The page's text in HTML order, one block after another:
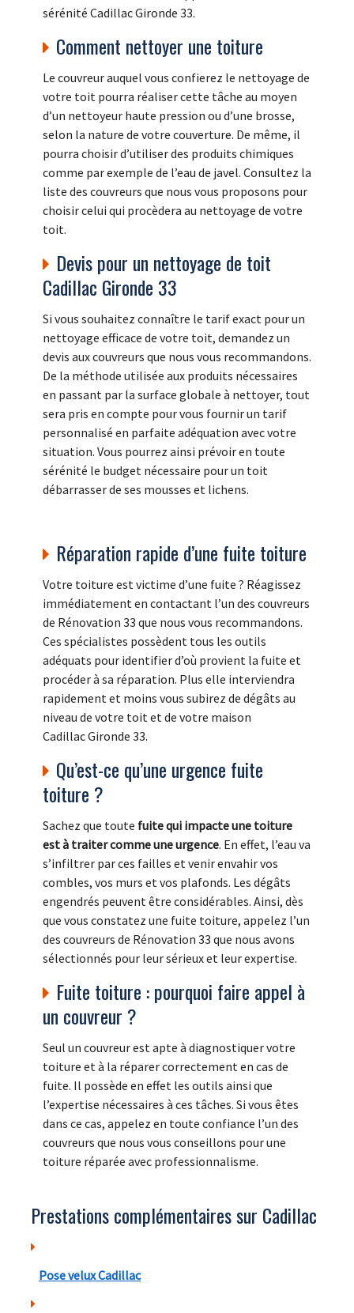
sérénité Cadillac Gironde 33.
Comment nettoyer une toiture
Le couvreur auquel vous confierez le nettoyage de
votre toit pourra réaliser cette tâche au moyen
d’un nettoyeur haute pression ou d’une brosse,
selon la nature de votre couverture. De même, il
pourra choisir d’utiliser des produits chimiques
comme par exemple de l’eau de javel. Consultez la
liste des couvreurs que nous vous proposons pour
choisir celui qui procèdera au nettoyage de votre
toit.
Devis pour un nettoyage de toit
Cadillac Gironde 33
Si vous souhaitez connaître le tarif exact pour un
nettoyage efficace de votre toit, demandez un
devis aux couvreurs que nous vous recommandons.
De la méthode utilisée aux produits nécessaires
en passant par la surface globale à nettoyer, tout
sera pris en compte pour vous fournir un tarif
personnalisé en parfaite adéquation avec votre
situation. Vous pourrez ainsi prévoir en toute
sérénité le budget nécessaire pour un toit
débarrasser de ses mousses et lichens.
Réparation rapide d’une fuite toiture
Votre toiture est victime d’une fuite ? Réagissez
immédiatement en contactant l’un des couvreurs
de Rénovation 33 que nous vous recommandons.
Ces spécialistes possèdent tous les outils
adéquats pour identifier d’où provient la fuite et
procéder à sa réparation. Plus elle interviendra
rapidement et moins vous subirez de dégâts au
niveau de votre toit et de votre maison
Cadillac Gironde 33.
Qu’est-ce qu’une urgence fuite
toiture ?
Sachez que toute fuite qui impacte une toiture
est à traiter comme une urgence. En effet, l’eau va
s’infiltrer par ces failles et venir envahir vos
combles, vos murs et vos plafonds. Les dégâts
engendrés peuvent être considérables. Ainsi, dès
que vous constatez une fuite toiture, appelez l’un
des couvreurs de Rénovation 33 que nous avons
sélectionnés pour leur sérieux et leur expertise.
Fuite toiture : pourquoi faire appel à
un couvreur ?
Seul un couvreur est apte à diagnostiquer votre
toiture et à la réparer correctement en cas de
fuite. Il possède en effet les outils ainsi que
l’expertise nécessaires à ces tâches. Si vous êtes
dans ce cas, appelez en toute confiance l’un des
couvreurs que nous vous conseillons pour une
toiture réparée avec professionnalisme.
Prestations complémentaires sur Cadillac
Pose velux Cadillac